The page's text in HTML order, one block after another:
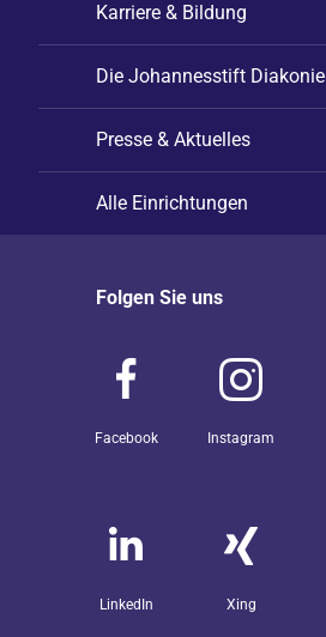
Karriere & Bildung
Die Johannesstift Diakonie
Presse & Aktuelles
Alle Einrichtungen
Folgen Sie uns
Facebook Instagram
LinkedIn Xing